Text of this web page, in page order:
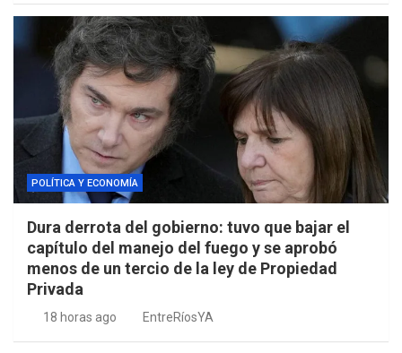
POLÍTICA Y ECONOMÍA
Dura derrota del gobierno: tuvo que bajar el
capítulo del manejo del fuego y se aprobó
menos de un tercio de la ley de Propiedad
Privada
18 horas ago EntreRíosYA